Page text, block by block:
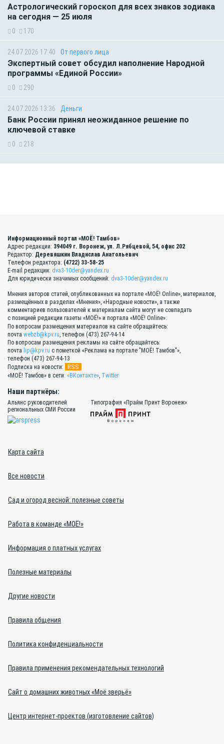
Астрологический гороскоп для всех знаков зодиака
на сегодня — 25 июля
0 170
24.07.2026 17:40 От первого лица
Экспертный совет обсудил наполнение Народной
программы «Единой России»
0 290
24.07.2026 13:36 Деньги
Банк России принял неожиданное решение по
ключевой ставке
0 218
Информационный портал «МОЁ! Тамбов»
Адрес редакции: 394049 г. Воронеж, ул. Л.Рябцевой, 54, офис 202
Редактор: Деревяшкин Владислав Анатольевич
Телефон редактора: (4722) 33-58-25
E-mail редакции: dva3-10der@yandex.ru
Для юридически значимых сообщений: dva3-10der@yandex.ru
Мнения авторов статей, опубликованных на портале «МОЁ! Online», материалов,
размещённых в разделах «Мнения», «Народные новости», а также
комментариев пользователей к материалам сайта могут не совпадать
с позицией редакции газеты «МОЁ!» и портала «МОЁ! Online».
По вопросам размещения материалов на сайте обращайтесь:
почта webzb@kpv.ru, телефон (473) 267-94-14
По вопросам размещения рекламы на сайте обращайтесь:
почта lip@kpv.ru с пометкой «Реклама на портале "МОЁ! Тамбов"»,
телефон (473) 267-94-13
Подписка на новости:
RSS
«МОЁ! Тамбов» в сети: «ВКонтакте», Twitter
Наши партнёры:
Альянс руководителей
региональных СМИ России
Типография «Прайм Принт Воронеж»
Карта сайта
Все новости
Сад и огород весной: полезные советы
Работа в команде «МОЁ!»
Информация о платных услугах
Полезные материалы
Другие новости
Правила общения
Политика конфиденциальности
Правила применения рекомендательных технологий
Сайт о домашних животных «Моё зверьё»
Центр интернет-проектов (изготовление сайтов)